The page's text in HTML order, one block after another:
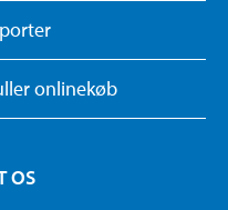
onlinekøb
OS